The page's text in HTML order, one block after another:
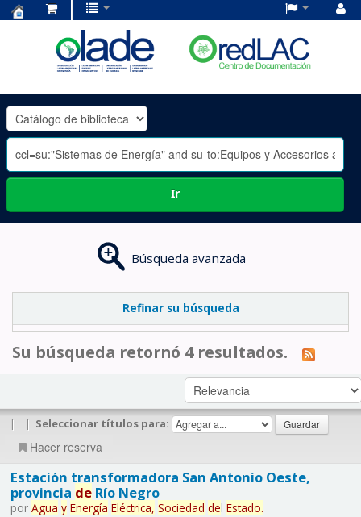
OLADE
-
Ir
Búsqueda avanzada
Refinar su búsqueda
Su búsqueda retornó 4 resultados.
| | Seleccionar títulos para:
Hacer reserva
Estación transformadora San Antonio Oeste,
provincia deRío Negro
por Agua y Energía Eléctrica, Sociedad del Estado.